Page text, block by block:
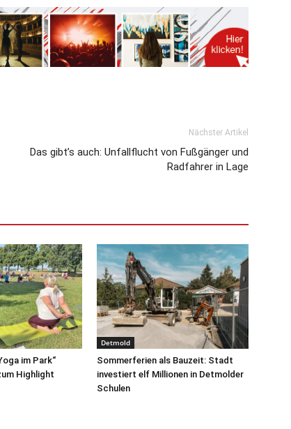
Nächster Artikel
Das gibt’s auch: Unfallflucht von Fußgänger und
Radfahrer in Lage
im Park“
Highlight
Detmold
Sommerferien als Bauzeit: Stadt
investiert elf Millionen in Detmolder
Schulen